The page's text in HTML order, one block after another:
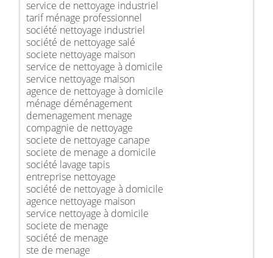
service de nettoyage industriel
tarif ménage professionnel
société nettoyage industriel
société de nettoyage salé
societe nettoyage maison
service de nettoyage à domicile
service nettoyage maison
agence de nettoyage à domicile
ménage déménagement
demenagement menage
compagnie de nettoyage
societe de nettoyage canape
societe de menage a domicile
société lavage tapis
entreprise nettoyage
société de nettoyage à domicile
agence nettoyage maison
service nettoyage à domicile
societe de menage
société de menage
ste de menage